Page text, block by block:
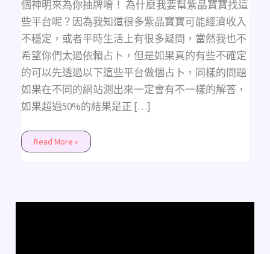
個神明來為你抽牌唷！ 為什麼我要幫紫晶寶寶找這
些平台呢？因為我知道很多紫晶寶寶可能經濟收入
不穩定，或者平時生活上有很多疑問，當然我也不
希望你們太過依賴占卜，但是如果真的有些不確定
的可以先透過以下這些平台做個占卜，同樣的問題
如果在不同的網站測出來一定會有不一樣的解答，
如果超過50%的結果是正 […]
Read More »